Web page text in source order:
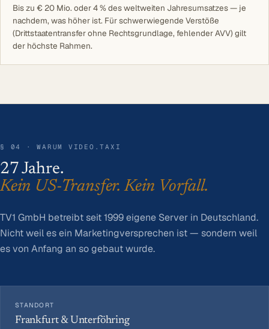
Bis zu € 20 Mio. oder 4 % des weltweiten Jahresumsatzes — je
nachdem, was höher ist. Für schwerwiegende Verstöße
(Drittstaatentransfer ohne Rechtsgrundlage, fehlender AVV) gilt
der höchste Rahmen.
§ 04 · WARUM VIDEO.TAXI
27 Jahre.
Kein US-Transfer. Kein Vorfall.
TV1 GmbH betreibt seit 1999 eigene Server in Deutschland.
Nicht weil es ein Marketingversprechen ist — sondern weil
es von Anfang an so gebaut wurde.
STANDORT
Frankfurt & Unterföhring